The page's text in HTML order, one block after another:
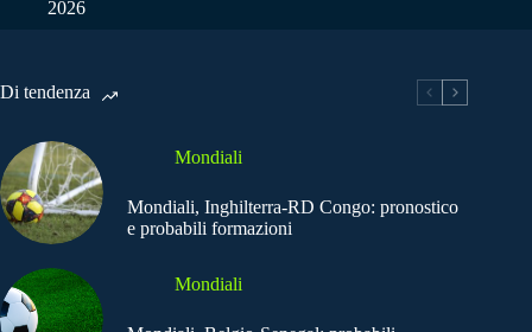
2026
Di tendenza
Mondiali
Mondiali, Inghilterra-RD Congo: pronostico
e probabili formazioni
Mondiali